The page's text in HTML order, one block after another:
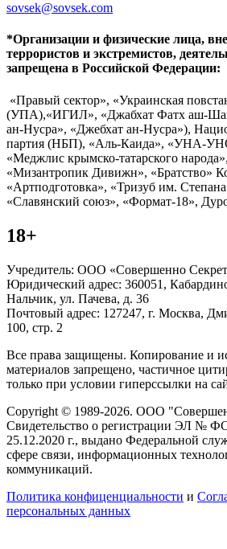
sovsek@sovsek.com
*Организации и физические лица,
террористов и экстремистов,
запрещена в Российской Федерации:
«Правый сектор», «Украинская
(УПА),«ИГИЛ», «Джабхат Фатх аш-
ан-Нусра», «Джебхат ан-Нусра»),
партия (НБП), «Аль-Каида», «УНА-
«Меджлис крымско-татарского
«Мизантропик Дивижн», «Братство»
«Артподготовка», «Тризуб им.
«Славянский союз», «Формат-18»,
18+
Учредитель: ООО «Совершенно
Юридический адрес: 360051,
Нальчик, ул. Пачева, д. 36
Почтовый адрес: 127247, г. Москва,
100, стр. 2
Все права защищены. Копирование и
материалов запрещено, частичное
только при условии гиперссылки на
Copyright © 1989-2026. ООО
Свидетельство о регистрации ЭЛ №
25.12.2020 г., выдано Федеральной
сфере связи, информационных
коммуникаций.
Политика конфиценциальности и
персональных данных